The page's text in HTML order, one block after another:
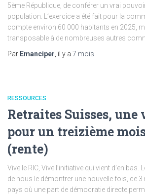
5ème République, de conférer un vrai
population. L’exercice a été fait pour la
compte environ 60 000 habitants en 2025,
transposable à de nombreuses autres
Par Emanciper , il y a 7 mois
RESSOURCES
Retraites Suisses,
pour un treizième
(rente)
Vive le RIC, Vive l’initiative qui vient d’en bas.
de nous le démontrer une nouvelle fois, ce 3
pays où une part de démocratie directe